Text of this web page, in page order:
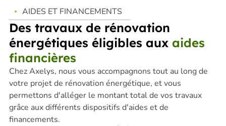
AIDES ET FINANCEMENTS
Des travaux de rénovation
énergétiques éligibles aux aides
financières
Chez Axelys, nous vous accompagnons tout au long de
votre projet de rénovation énergétique, et vous
permettons d'alléger le montant total de vos travaux
grâce aux différents dispositifs d'aides et de
financements.